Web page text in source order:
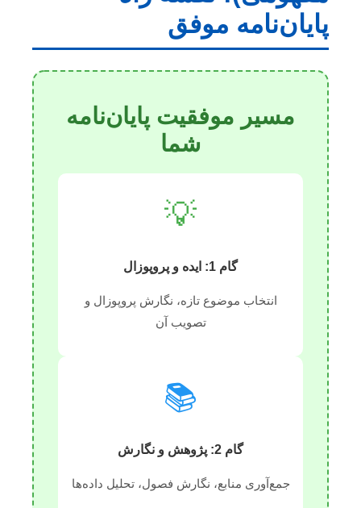
پایان‌نامه موفق
مسیر موفقیت پایان‌نامه
شما
💡
گام 1: ایده و پروپوزال
انتخاب موضوع تازه، نگارش پروپوزال و
تصویب آن
📚
گام 2: پژوهش و نگارش
جمع‌آوری منابع، نگارش فصول، تحلیل داده‌ها